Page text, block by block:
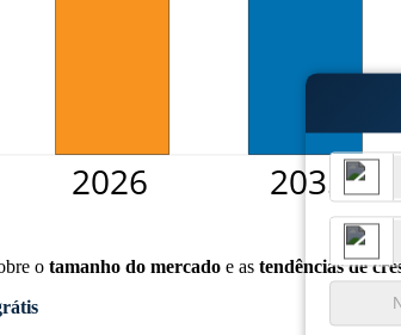
o tamanho do mercado e as tendências de